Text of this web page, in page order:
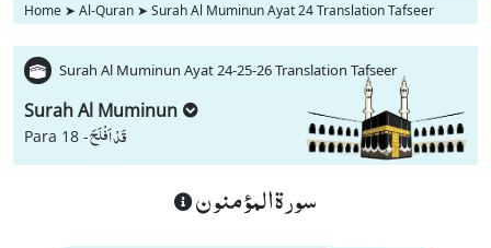
Home ➤ Al-Quran ➤ Surah Al Muminun Ayat 24 Translation Tafseer
Surah Al Muminun Ayat 24-25-26 Translation Tafseer
Surah Al Muminun
Para 18 -قَدْ اَفْلَحَ
سورة المؤمنون